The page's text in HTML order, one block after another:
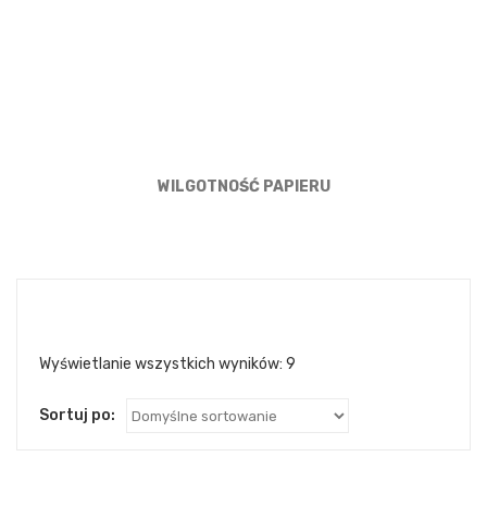
WILGOTNOŚĆ PAPIERU
Wyświetlanie wszystkich wyników: 9
Sortuj po: